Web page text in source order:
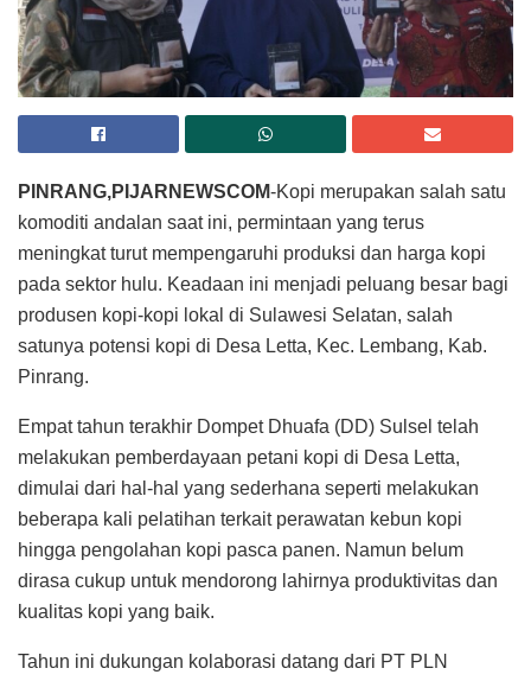
PINRANG,PIJARNEWSCOM-Kopi merupakan salah satu
komoditi andalan saat ini, permintaan yang terus
meningkat turut mempengaruhi produksi dan harga kopi
pada sektor hulu. Keadaan ini menjadi peluang besar bagi
produsen kopi-kopi lokal di Sulawesi Selatan, salah
satunya potensi kopi di Desa Letta, Kec. Lembang, Kab.
Pinrang.
Empat tahun terakhir Dompet Dhuafa (DD) Sulsel telah
melakukan pemberdayaan petani kopi di Desa Letta,
dimulai dari hal-hal yang sederhana seperti melakukan
beberapa kali pelatihan terkait perawatan kebun kopi
hingga pengolahan kopi pasca panen. Namun belum
dirasa cukup untuk mendorong lahirnya produktivitas dan
kualitas kopi yang baik.
Tahun ini dukungan kolaborasi datang dari PT PLN